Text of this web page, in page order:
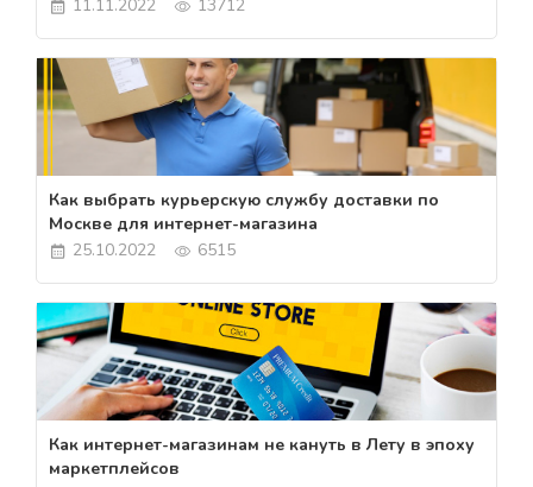
11.11.2022
13712
Как выбрать курьерскую службу доставки по
Москве для интернет-магазина
25.10.2022
6515
Как интернет-магазинам не кануть в Лету в эпоху
маркетплейсов